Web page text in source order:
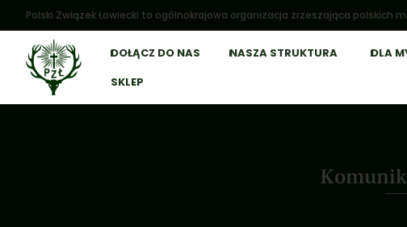
Polski Związek Łowiecki to ogólnokrajowa organizacja zrzeszająca polskich
DOŁĄCZ DO NAS NASZA STRUKTURA DLA
SKLEP